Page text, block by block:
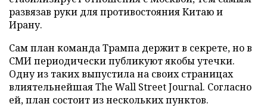
развязав руки для противостояния Китаю и
Ирану.
Сам план команда Трампа держит в секрете, но в
СМИ периодически публикуют якобы утечки.
Одну из таких выпустила на своих страницах
влиятельнейшая The Wall Street Journal. Согласно
ей, план состоит из нескольких пунктов.